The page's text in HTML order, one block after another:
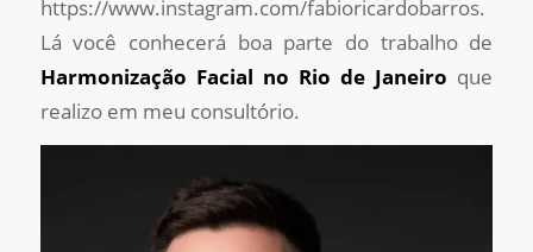
https://www.instagram.com/fabioricardobarros.
Lá você conhecerá boa parte do trabalho de
Harmonização Facial no Rio de Janeiro que
realizo em meu consultório.